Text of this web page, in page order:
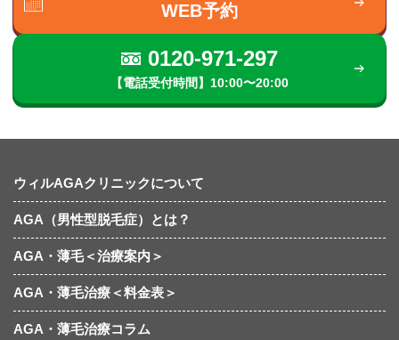
WEB予約
0120-971-297
【電話受付時間】10:00〜20:00
ウィルAGAクリニックについて
AGA（男性型脱毛症）とは？
AGA・薄毛＜治療案内＞
AGA・薄毛治療＜料金表＞
AGA・薄毛治療コラム